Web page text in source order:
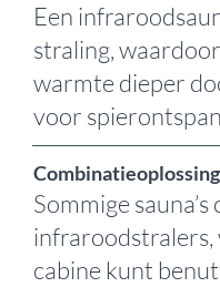
Een
straling,
warmte dieper
voor
Sommige
infraroodstralers,
cabine kunt